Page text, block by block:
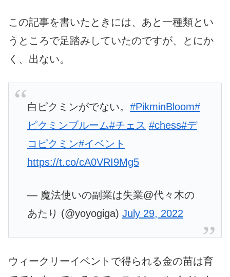
この記事を書いたときには、あと一種類とい
うところで足踏みしていたのですが、とにか
く、出ない。
白ピクミンがでない。 #PikminBloom#
ピクミンブルーム#チェス #chess#デ
コピクミン#イベント
https://t.co/cA0VRI9Mg5
— 魔法使いの副業は失業@代々木の
あたり (@yoyogiga) July 29, 2022
ウィークリーイベントで得られる金の苗は育